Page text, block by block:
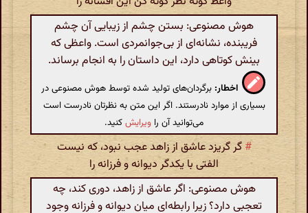
هوش مصنوعی: بستن چشم از زیبایی آن چشم
فریبنده، نشانه‌ای از بی‌جوانمردی است. واعظی که
بینش کوتاهی دارد، این داستان را به انجام برساند.
اخطار: برگردان‌های تولید شده توسط هوش مصنوعی در
بسیاری از موارد نادرستند. اگر این متن به نظرتان نادرست است
می‌توانید آن را ویرایشکنید.
# گر گریزد عاشق از زاهد عجب نبود، که نیست
الفتی با یکدگر دیوانه و فرزانه را
هوش مصنوعی: اگر عاشق از زاهد، دوری کند، چه
تعجبی دارد؟ زیرا رابطه‌ای میان دیوانه و فرزانه وجود